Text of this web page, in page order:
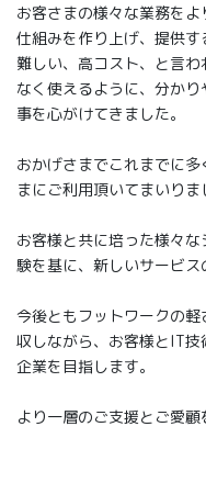
お客さまの様々な業務を
仕組みを作り上げ、提供す
難しい、高コスト、と言
なく使えるように、分か
事を心がけてきました。
おかげさまでこれまでに
まにご利用頂いてまいりま
お客様と共に培った様々
験を基に、新しいサービス
今後ともフットワークの
収しながら、お客様とIT
企業を目指します。
より一層のご支援とご愛顧